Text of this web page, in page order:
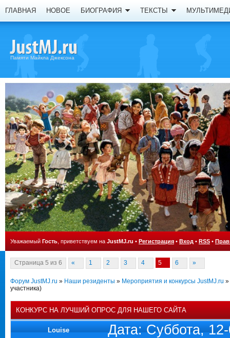
ГЛАВНАЯ НОВОЕ БИОГРАФИЯ ТЕКСТЫ
Памяти Майкла Джексона
Уважаемый Гость , приветствуем на JustMJ.ru • Регистрация • Вход • RSS •
Страница 5 из 6 « 1 2 3 4 5 6 »
Форум JustMJ.ru » Наши резиденты » Мероприятия и конкурсы JustMJ.ru »
участника)
КОНКУРС НА ЛУЧШИЙ ОПРОС ДЛЯ НАШЕГО САЙТА
Louise Дата: Суббота,